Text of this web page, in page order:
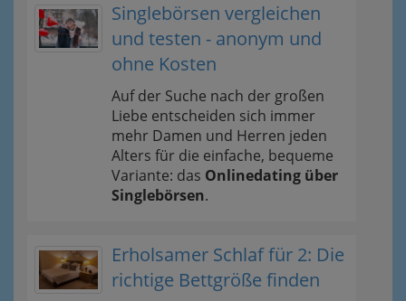
Singlebörsen vergleichen
und testen - anonym und
ohne Kosten
Auf der Suche nach der großen
Liebe entscheiden sich immer
mehr Damen und Herren jeden
Alters für die einfache, bequeme
Variante: das Onlinedating über
Singlebörsen.
Erholsamer Schlaf für 2: Die
richtige Bettgröße finden